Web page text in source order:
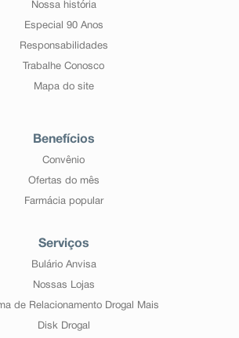
Nossa história
Especial 90 Anos
Responsabilidades
Trabalhe Conosco
Mapa do site
Benefícios
Convênio
Ofertas do mês
Farmácia popular
Serviços
Bulário Anvisa
Nossas Lojas
de Relacionamento Drogal Mais
Disk Drogal